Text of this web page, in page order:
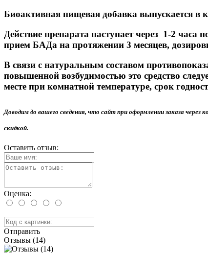
Биоактивная пищевая добавка выпускается в
Действие препарата наступает через 1-2
прием БАДа на протяжении 3 месяцев,
В связи с натуральным составом
повышенной возбудимостью это средство
месте при комнатной температуре, срок
Доводим до вашего сведения, что сайт при оформлении заказа
скидкой.
Оставить отзыв:
Оценка:
Отправить
Отзывы (14)